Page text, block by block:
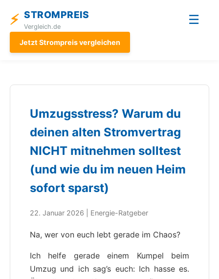
⚡ STROMPREIS
Vergleich.de ☰
Jetzt Strompreis vergleichen
Umzugsstress? Warum du
deinen alten Stromvertrag
NICHT mitnehmen solltest
(und wie du im neuen Heim
sofort sparst)
22. Januar 2026 | Energie-Ratgeber
Na, wer von euch lebt gerade im Chaos?
Ich helfe gerade einem Kumpel beim
Umzug und ich sag’s euch: Ich hasse es.